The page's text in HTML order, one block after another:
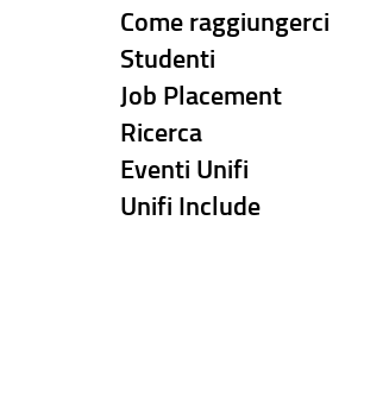
Come raggiungerci
Studenti
Job Placement
Ricerca
Eventi Unifi
Unifi Include